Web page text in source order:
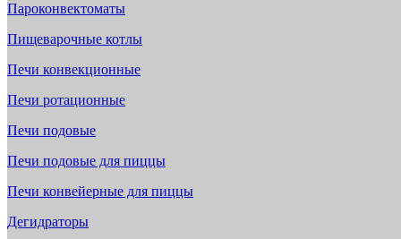
Пароконвектоматы
Пищеварочные котлы
Печи конвекционные
Печи ротационные
Печи подовые
Печи подовые для пиццы
Печи конвейерные для пиццы
Дегидраторы